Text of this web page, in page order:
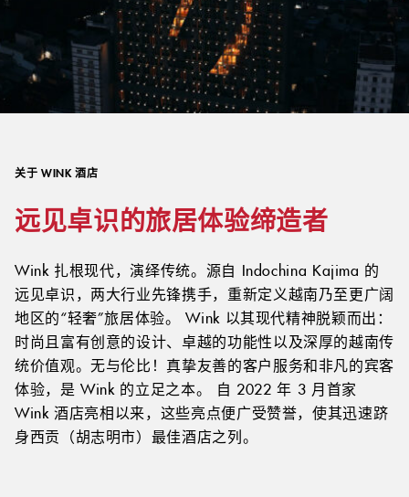
关于 WINK 酒店
远见卓识的旅居体验缔造者
Wink 扎根现代，演绎传统。源自 Indochina Kajima 的
远见卓识，两大行业先锋携手，重新定义越南乃至更广阔
地区的“轻奢”旅居体验。Wink 以其现代精神脱颖而出：
时尚且富有创意的设计、卓越的功能性以及深厚的越南传
统价值观。无与伦比！真挚友善的客户服务和非凡的宾客
体验，是 Wink 的立足之本。
自 2022 年 3 月首家
Wink 酒店亮相以来，这些亮点便广受赞誉，使其迅速跻
身西贡（胡志明市）最佳酒店之列。